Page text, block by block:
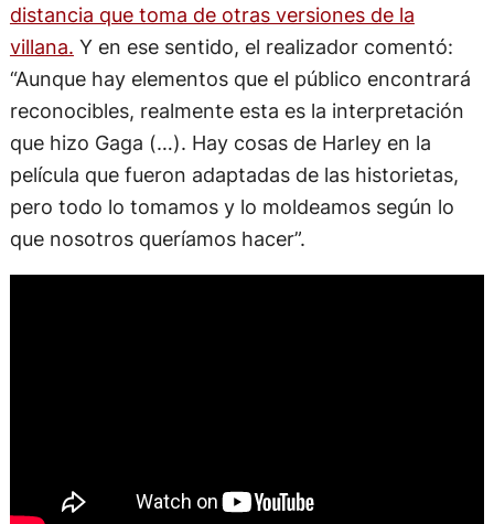
distancia que toma de otras versiones de la
villana. Y en ese sentido, el realizador comentó:
“Aunque hay elementos que el público encontrará
reconocibles, realmente esta es la interpretación
que hizo Gaga (…). Hay cosas de Harley en la
película que fueron adaptadas de las historietas,
pero todo lo tomamos y lo moldeamos según lo
que nosotros queríamos hacer”.